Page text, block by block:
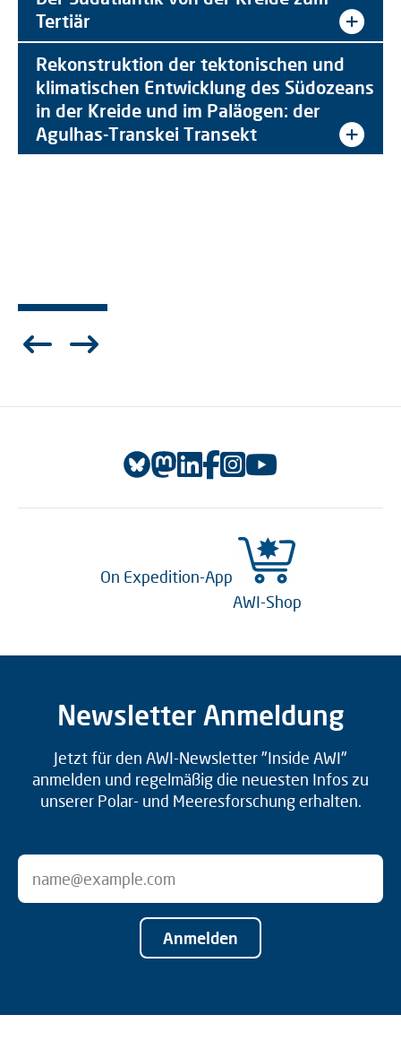
Tertiär
Rekonstruktion der tektonischen und
klimatischen Entwicklung des Südozeans
in der Kreide und im Paläogen: der
Agulhas-Transkei Transekt
On Expedition-App
AWI-Shop
Newsletter Anmeldung
Jetzt für den AWI-Newsletter "Inside AWI"
anmelden und regelmäßig die neuesten Infos zu
unserer Polar- und Meeresforschung erhalten.
Anmelden